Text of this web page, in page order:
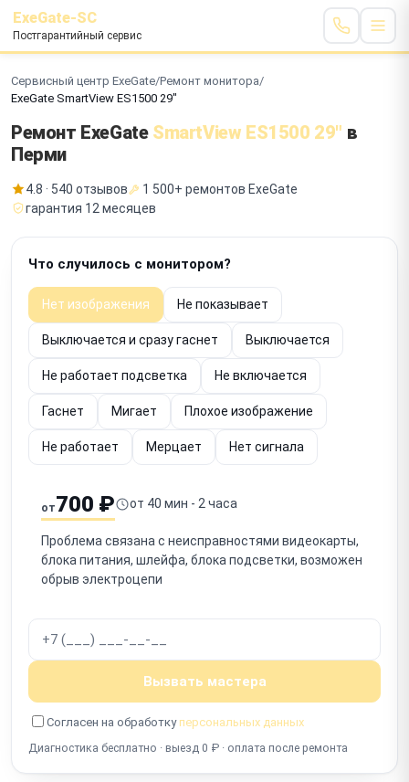
ExeGate-SC
Постгарантийный сервис
Сервисный центр ExeGate/Ремонт монитора/
ExeGate SmartView ES1500 29"
Ремонт ExeGate SmartView ES1500 29" в
Перми
4.8 · 540 отзывов
1 500+ ремонтов ExeGate
гарантия 12 месяцев
Что случилось с монитором?
Нет изображения Не показывает
Выключается и сразу гаснет Выключается
Не работает подсветка Не включается
Гаснет Мигает Плохое изображение
Не работает Мерцает Нет сигнала
от700 ₽ от 40 мин - 2 часа
Проблема связана с неисправностями видеокарты,
блока питания, шлейфа, блока подсветки, возможен
обрыв электроцепи
Вызвать мастера
Согласен на обработку персональных данных
Диагностика бесплатно · выезд 0 ₽ · оплата после ремонта